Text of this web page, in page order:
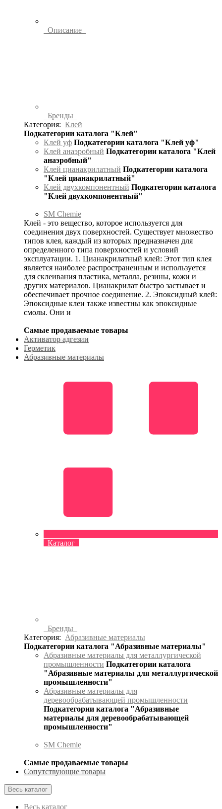
Описание
Бренды
Категория: Клей
Подкатегории каталога "Клей"
Клей уф Подкатегории каталога "Клей уф"
Клей анаэробный Подкатегории каталога "Клей
анаэробный"
Клей цианакрилатный Подкатегории каталога
"Клей цианакрилатный"
Клей двухкомпонентный Подкатегории каталога
"Клей двухкомпонентный"
SM Chemie
Клей - это вещество, которое используется для
соединения двух поверхностей. Существует множество
типов клея, каждый из которых предназначен для
определенного типа поверхностей и условий
эксплуатации. 1. Цианакрилатный клей: Этот тип клея
является наиболее распространенным и используется
для склеивания пластика, металла, резины, кожи и
других материалов. Цианакрилат быстро застывает и
обеспечивает прочное соединение. 2. Эпоксидный клей:
Эпоксидные клеи также известны как эпоксидные
смолы. Они и
Самые продаваемые товары
Активатор адгезии
Герметик
Абразивные материалы
Каталог
Бренды
Категория: Абразивные материалы
Подкатегории каталога "Абразивные материалы"
Абразивные материалы для металлургической
промышленности Подкатегории каталога
"Абразивные материалы для металлургической
промышленности"
Абразивные материалы для
деревообрабатывающей промышленности
Подкатегории каталога "Абразивные
материалы для деревообрабатывающей
промышленности"
SM Chemie
Самые продаваемые товары
Сопутствующие товары
Весь каталог
Весь каталог